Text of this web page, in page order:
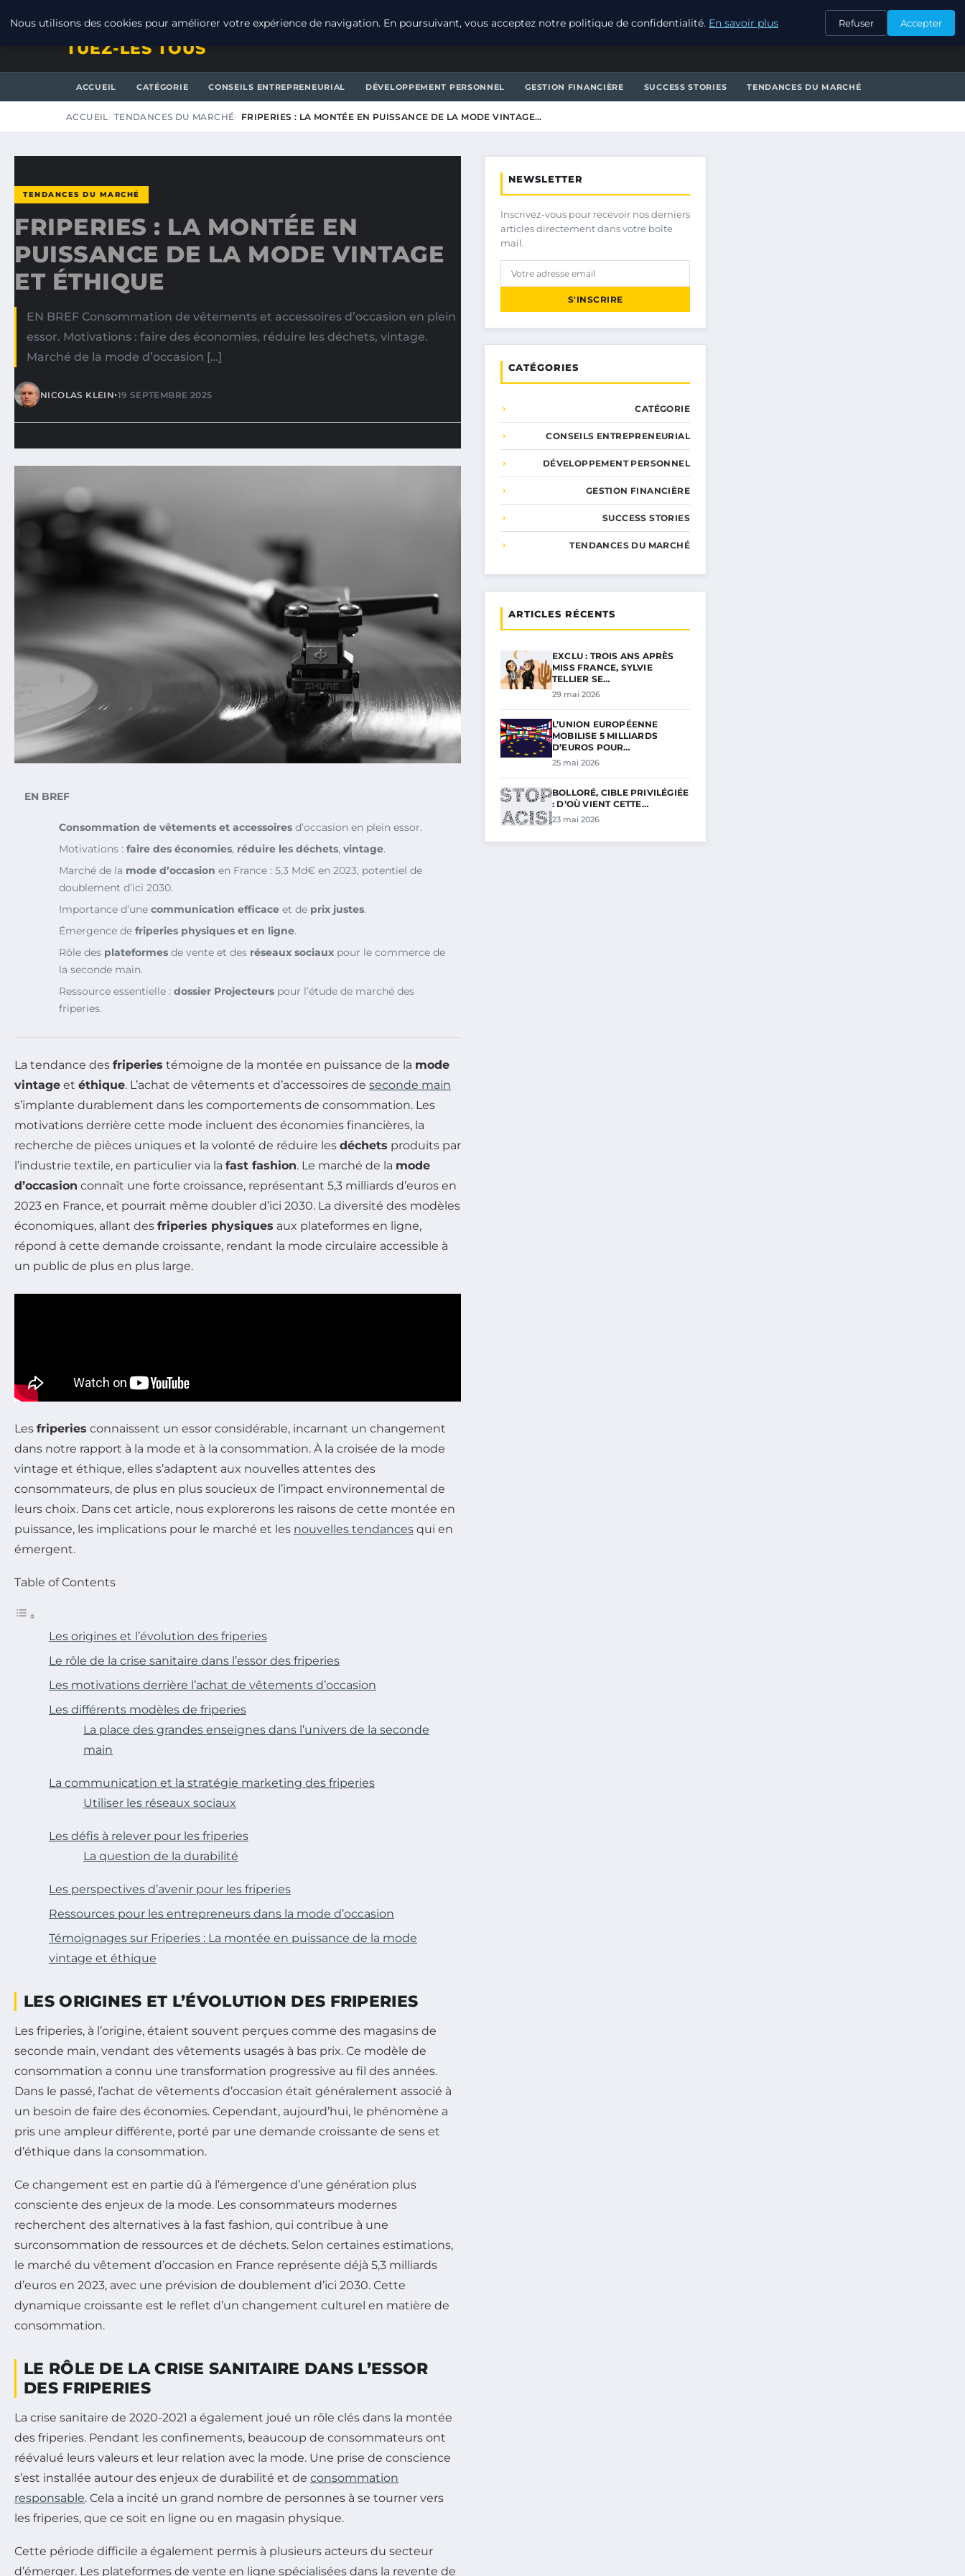
CONTACT
TUEZ-LES TOUS
ACCUEIL CATÉGORIE CONSEILS ENTREPRENEURIAL DÉVELOPPEMENT PERSONNEL GESTION FINANCIÈRE SUCCESS STORIES TENDANCES DU MARCHÉ
ACCUEIL TENDANCES DU MARCHÉ FRIPERIES : LA MONTÉE EN PUISSANCE DE LA MODE VINTAGE…
TENDANCES DU MARCHÉ
FRIPERIES : LA MONTÉE EN
PUISSANCE DE LA MODE VINTAGE
ET ÉTHIQUE
EN BREF Consommation de vêtements et accessoires d’occasion en plein
essor. Motivations : faire des économies, réduire les déchets, vintage.
Marché de la mode d’occasion […]
NICOLAS KLEIN•19 SEPTEMBRE 2025
EN BREF
Consommation de vêtements et accessoires d’occasion en plein essor.
Motivations : faire des économies, réduire les déchets, vintage.
Marché de la mode d’occasion en France : 5,3 Md€ en 2023, potentiel de
doublement d’ici 2030.
Importance d’une communication efficace et de prix justes.
Émergence de friperies physiques et en ligne.
Rôle des plateformes de vente et des réseaux sociaux pour le commerce de
la seconde main.
Ressource essentielle : dossier Projecteurs pour l’étude de marché des
friperies.
La tendance des friperies témoigne de la montée en puissance de la mode
vintage et éthique. L’achat de vêtements et d’accessoires de seconde main
s’implante durablement dans les comportements de consommation. Les
motivations derrière cette mode incluent des économies financières, la
recherche de pièces uniques et la volonté de réduire les déchets produits par
l’industrie textile, en particulier via la fast fashion. Le marché de la mode
d’occasion connaît une forte croissance, représentant 5,3 milliards d’euros en
2023 en France, et pourrait même doubler d’ici 2030. La diversité des modèles
économiques, allant des friperies physiques aux plateformes en ligne,
répond à cette demande croissante, rendant la mode circulaire accessible à
un public de plus en plus large.
Les friperies connaissent un essor considérable, incarnant un changement
dans notre rapport à la mode et à la consommation. À la croisée de la mode
vintage et éthique, elles s’adaptent aux nouvelles attentes des
consommateurs, de plus en plus soucieux de l’impact environnemental de
leurs choix. Dans cet article, nous explorerons les raisons de cette montée en
puissance, les implications pour le marché et les nouvelles tendances qui en
émergent.
Table of Contents
Les origines et l’évolution des friperies
Le rôle de la crise sanitaire dans l’essor des friperies
Les motivations derrière l’achat de vêtements d’occasion
Les différents modèles de friperies
La place des grandes enseignes dans l’univers de la seconde
main
La communication et la stratégie marketing des friperies
Utiliser les réseaux sociaux
Les défis à relever pour les friperies
La question de la durabilité
Les perspectives d’avenir pour les friperies
Ressources pour les entrepreneurs dans la mode d’occasion
Témoignages sur Friperies : La montée en puissance de la mode
vintage et éthique
LES ORIGINES ET L’ÉVOLUTION DES FRIPERIES
Les friperies, à l’origine, étaient souvent perçues comme des magasins de
seconde main, vendant des vêtements usagés à bas prix. Ce modèle de
consommation a connu une transformation progressive au fil des années.
Dans le passé, l’achat de vêtements d’occasion était généralement associé à
un besoin de faire des économies. Cependant, aujourd’hui, le phénomène a
pris une ampleur différente, porté par une demande croissante de sens et
d’éthique dans la consommation.
Ce changement est en partie dû à l’émergence d’une génération plus
consciente des enjeux de la mode. Les consommateurs modernes
recherchent des alternatives à la fast fashion, qui contribue à une
surconsommation de ressources et de déchets. Selon certaines estimations,
le marché du vêtement d’occasion en France représente déjà 5,3 milliards
d’euros en 2023, avec une prévision de doublement d’ici 2030. Cette
dynamique croissante est le reflet d’un changement culturel en matière de
consommation.
LE RÔLE DE LA CRISE SANITAIRE DANS L’ESSOR
DES FRIPERIES
La crise sanitaire de 2020-2021 a également joué un rôle clés dans la montée
des friperies. Pendant les confinements, beaucoup de consommateurs ont
réévalué leurs valeurs et leur relation avec la mode. Une prise de conscience
s’est installée autour des enjeux de durabilité et de consommation
responsable. Cela a incité un grand nombre de personnes à se tourner vers
les friperies, que ce soit en ligne ou en magasin physique.
Cette période difficile a également permis à plusieurs acteurs du secteur
d’émerger. Les plateformes de vente en ligne spécialisées dans la revente de
NEWSLETTER
Inscrivez-vous pour recevoir nos derniers
articles directement dans votre boîte
mail.
S'INSCRIRE
CATÉGORIES
CATÉGORIE
CONSEILS ENTREPRENEURIAL
DÉVELOPPEMENT PERSONNEL
GESTION FINANCIÈRE
SUCCESS STORIES
TENDANCES DU MARCHÉ
ARTICLES RÉCENTS
EXCLU : TROIS ANS APRÈS
MISS FRANCE, SYLVIE
TELLIER SE…
29 mai 2026
L’UNION EUROPÉENNE
MOBILISE 5 MILLIARDS
D’EUROS POUR…
25 mai 2026
BOLLORÉ, CIBLE PRIVILÉGIÉE
: D’OÙ VIENT CETTE…
23 mai 2026
Nous utilisons des cookies pour améliorer votre expérience de navigation. En poursuivant, vous acceptez notre politique de confidentialité. En savoir plus Refuser Accepter